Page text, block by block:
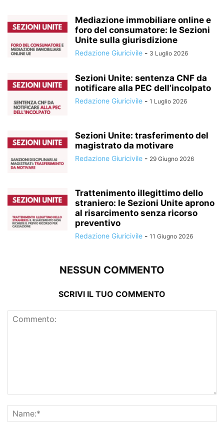
Mediazione immobiliare online e
foro del consumatore: le Sezioni
Unite sulla giurisdizione
Redazione Giuricivile - 3 Luglio 2026
Sezioni Unite: sentenza CNF da
notificare alla PEC dell’incolpato
Redazione Giuricivile - 1 Luglio 2026
Sezioni Unite: trasferimento del
magistrato da motivare
Redazione Giuricivile - 29 Giugno 2026
Trattenimento illegittimo dello
straniero: le Sezioni Unite aprono
al risarcimento senza ricorso
preventivo
Redazione Giuricivile - 11 Giugno 2026
NESSUN COMMENTO
SCRIVI IL TUO COMMENTO